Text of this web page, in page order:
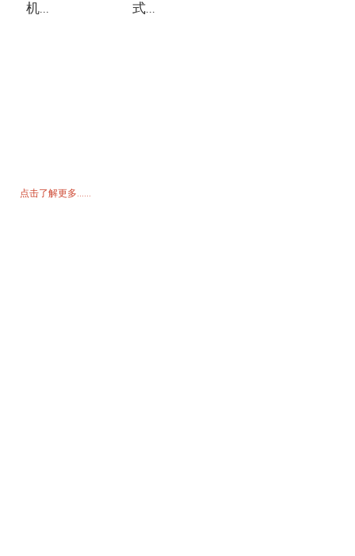
机...
式...
点击了解更多......